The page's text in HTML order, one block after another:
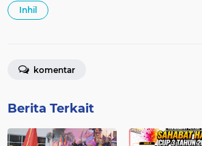
Inhil
komentar
Berita Terkait